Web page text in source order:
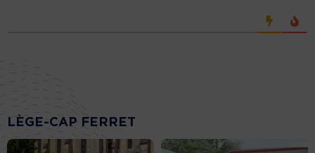
LÈGE-CAP FERRET